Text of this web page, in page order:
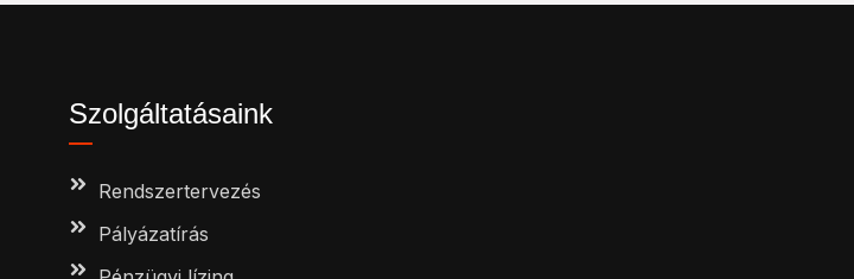
Szolgáltatásaink
Rendszertervezés
Pályázatírás